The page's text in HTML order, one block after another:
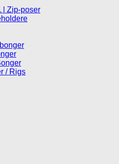
| Zip-poser
/ Rigs